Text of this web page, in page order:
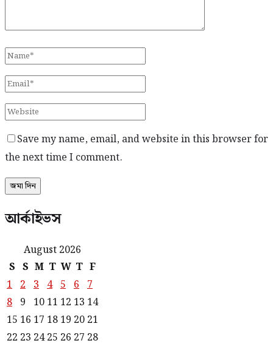
Save my name, email, and website in this browser for
the next time I comment.
আর্কাইভস
August 2026
S S M T W T F
1 2 3 4 5 6 7
8 9 10 11 12 13 14
15 16 17 18 19 20 21
22 23 24 25 26 27 28